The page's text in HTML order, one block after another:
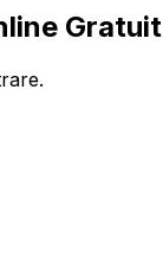
Gratuit